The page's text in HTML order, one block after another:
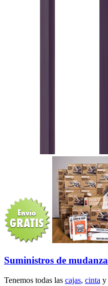
Suministros de mudanza
Tenemos todas las cajas, cinta y